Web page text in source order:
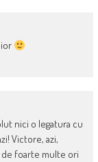
nici o legatura cu
Victore, azi,
de foarte multe ori